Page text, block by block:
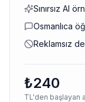
Sınırsız AI
Osmanlıca
Reklamsız
₺240
TL'den başlayan